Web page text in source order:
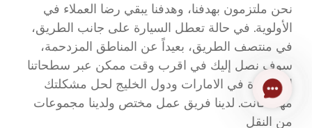
نحن ملتزمون بهدفنا، وهدفنا يبقي رضا العملاء في
الأولوية. في حالة تعطل السيارة على جانب الطريق،
في منتصف الطريق، بعيداً عن المناطق المزدحمة،
سوف نصل إليك في اقرب وقت ممكن عبر سطحاتنا
المنتشرة في الامارات ودول الخليج لحل مشكلتك
مهما كانت. لدينا فريق عمل مختص ولدينا مجموعات
من النقل
Contact
Us